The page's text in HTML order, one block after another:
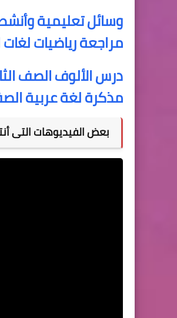
وسائل تعليمية
مراجعة رياضيات لغات
درس الألوف الصف
مذكرة لغة عربية الصف
بعض الفيديوهات التى